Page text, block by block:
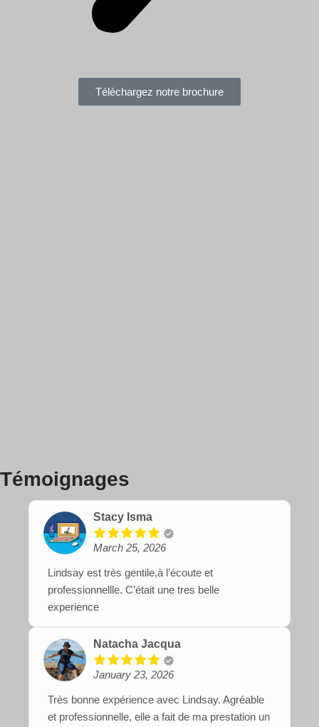
Téléchargez notre brochure
Témoignages
Stacy Isma
March 25, 2026
Lindsay est très gentile,à l’écoute et
professionnellle. C’était une tres belle
experience
Natacha Jacqua
January 23, 2026
Très bonne expérience avec Lindsay. Agréable
et professionnelle, elle a fait de ma prestation un